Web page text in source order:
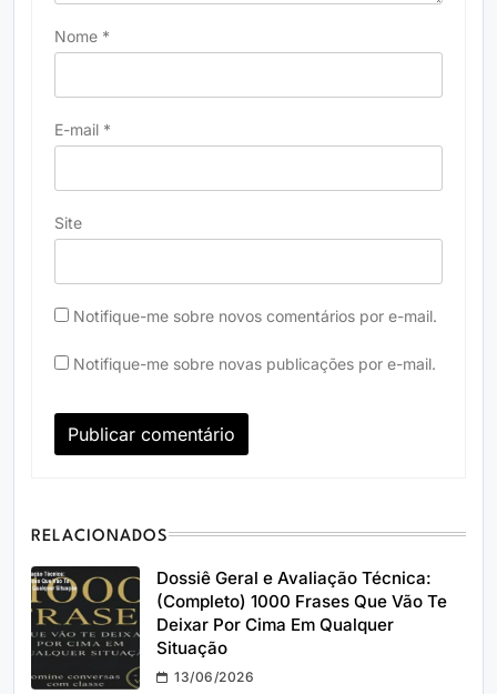
Nome *
E-mail *
Site
Notifique-me sobre novos comentários por e-mail.
Notifique-me sobre novas publicações por e-mail.
RELACIONADOS
Dossiê Geral e Avaliação Técnica:
(Completo) 1000 Frases Que Vão Te
Deixar Por Cima Em Qualquer
Situação
13/06/2026